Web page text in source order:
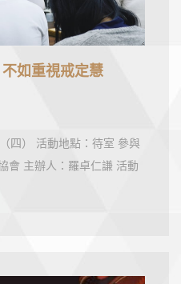
如重視戒定慧
四） 活動地點：待室 參與
會 主辦人：羅卓仁謙 活動